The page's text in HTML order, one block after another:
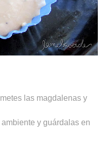
las magdalenas y
y guárdalas en